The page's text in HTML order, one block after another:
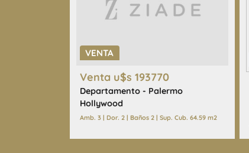
VENTA
Venta u$s 193770
Departamento - Palermo
Hollywood
Amb. 3 | Dor. 2 | Baños 2 | Sup. Cub. 64.59 m2